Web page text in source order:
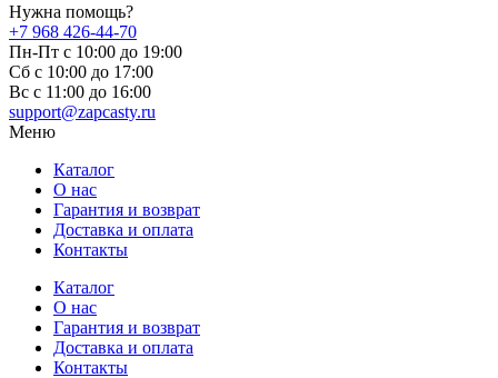
Нужна помощь?
+7 968 426-44-70
Пн-Пт с 10:00 до 19:00
Сб с 10:00 до 17:00
Вс c 11:00 до 16:00
support@zapcasty.ru
Меню
Каталог
О нас
Гарантия и возврат
Доставка и оплата
Контакты
Каталог
О нас
Гарантия и возврат
Доставка и оплата
Контакты